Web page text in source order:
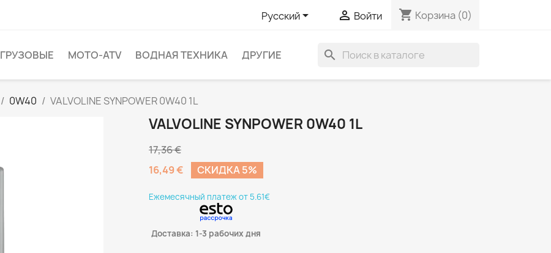
Русский  Войти shopping_cart Корзина (0)
ГРУЗОВЫЕ МОТО-ATV ВОДНАЯ ТЕХНИКА ДРУГИЕ search
0W40 VALVOLINE SYNPOWER 0W40 1L
VALVOLINE SYNPOWER 0W40 1L
17,36 €
16,49 €
CКИДКА 5%
Eжемесячный платеж от 5.61€
Доставка: 1-3 рабочих дня